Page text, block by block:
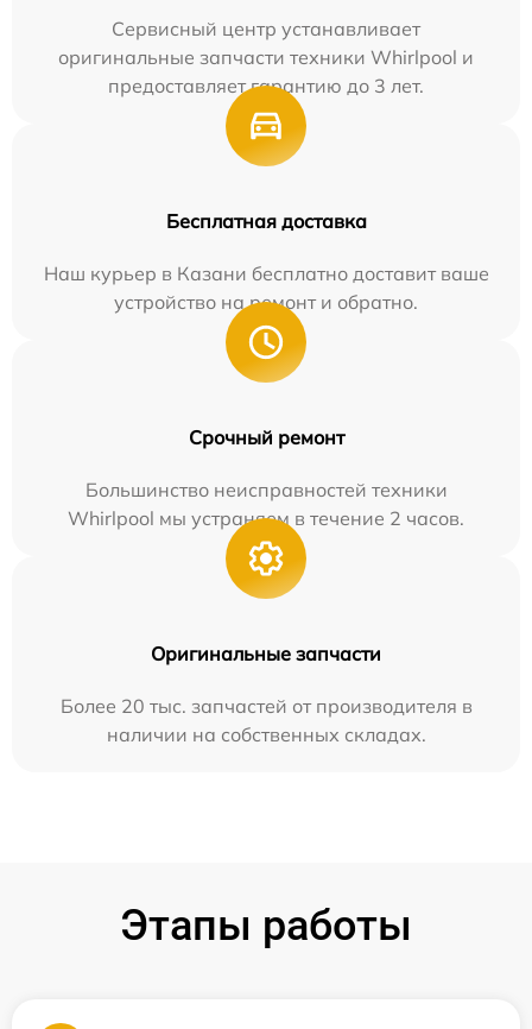
Сервисный центр устанавливает
оригинальные запчасти техники Whirlpool и
предоставляет гарантию до 3 лет.
Бесплатная доставка
Наш курьер в Казани бесплатно доставит ваше
устройство на ремонт и обратно.
Срочный ремонт
Большинство неисправностей техники
Whirlpool мы устраняем в течение 2 часов.
Оригинальные запчасти
Более 20 тыс. запчастей от производителя в
наличии на собственных складах.
Этапы работы